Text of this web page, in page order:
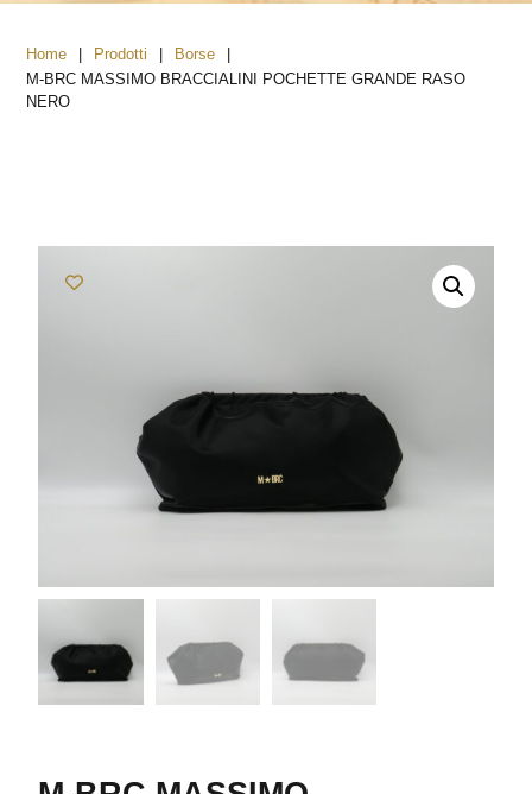
Home | Prodotti | Borse
|
M-BRC MASSIMO BRACCIALINI POCHETTE GRANDE RASO
NERO